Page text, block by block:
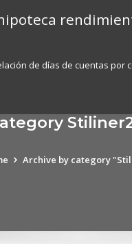
de días de cuentas por
Archive by category